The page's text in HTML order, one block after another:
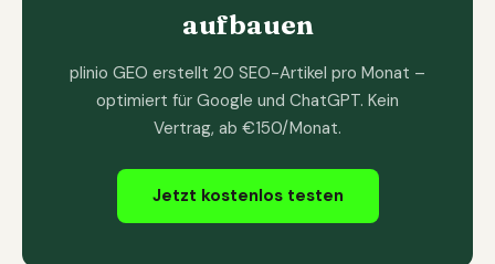
aufbauen
plinio GEO erstellt 20 SEO-Artikel pro Monat –
optimiert für Google und ChatGPT. Kein
Vertrag, ab €150/Monat.
Jetzt kostenlos testen